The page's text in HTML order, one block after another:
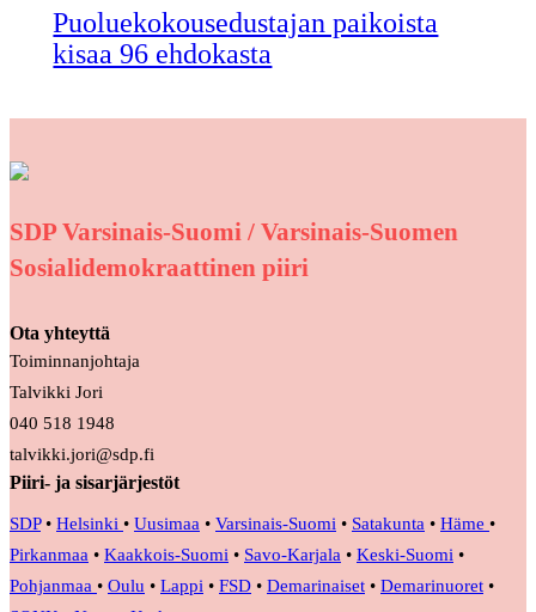
Puoluekokousedustajan paikoista
kisaa 96 ehdokasta
SDP Varsinais-Suomi / Varsinais-Suomen
Sosialidemokraattinen piiri
Ota yhteyttä
Toiminnanjohtaja
Talvikki Jori
040 518 1948
talvikki.jori@sdp.fi
Piiri- ja sisarjärjestöt
SDP• Helsinki • Uusimaa • Varsinais-Suomi • Satakunta • Häme •
Pirkanmaa • Kaakkois-Suomi • Savo-Karjala • Keski-Suomi •
Pohjanmaa • Oulu • Lappi • FSD • Demarinaiset • Demarinuoret •